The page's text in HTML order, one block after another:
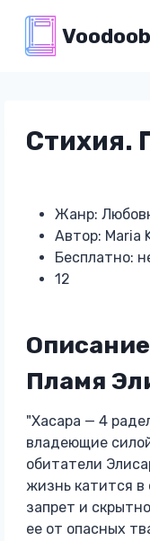
содержимому
Стихия.
Жанр:
Автор: Maria
Бесплатно:
12
Пламя
"Хасара — 4
владеющие
обитатели
жизнь катится в
запрет и
ее от опасных